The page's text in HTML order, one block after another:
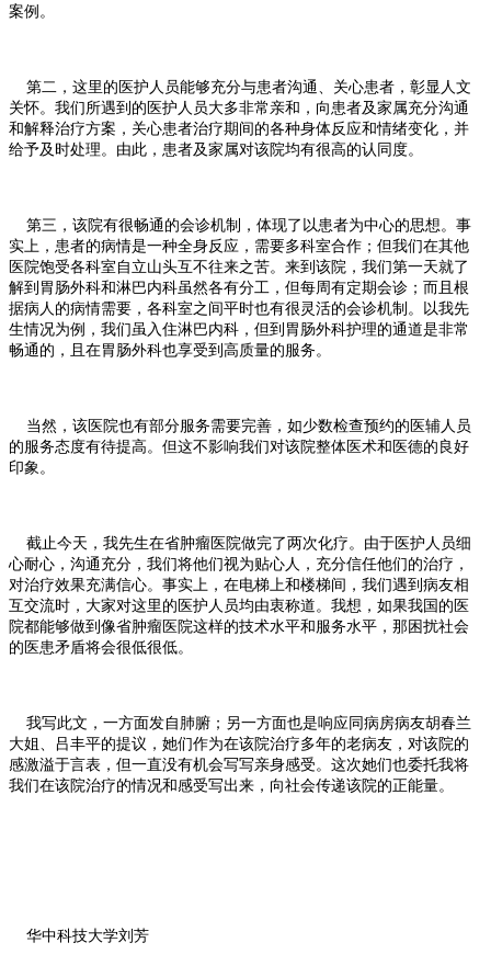
案例。
第二，这里的医护人员能够充分与患者沟通、关心患者，彰显人文
关怀。我们所遇到的医护人员大多非常亲和，向患者及家属充分沟通
和解释治疗方案，关心患者治疗期间的各种身体反应和情绪变化，并
给予及时处理。由此，患者及家属对该院均有很高的认同度。
第三，该院有很畅通的会诊机制，体现了以患者为中心的思想。事
实上，患者的病情是一种全身反应，需要多科室合作；但我们在其他
医院饱受各科室自立山头互不往来之苦。来到该院，我们第一天就了
解到胃肠外科和淋巴内科虽然各有分工，但每周有定期会诊；而且根
据病人的病情需要，各科室之间平时也有很灵活的会诊机制。以我先
生情况为例，我们虽入住淋巴内科，但到胃肠外科护理的通道是非常
畅通的，且在胃肠外科也享受到高质量的服务。
当然，该医院也有部分服务需要完善，如少数检查预约的医辅人员
的服务态度有待提高。但这不影响我们对该院整体医术和医德的良好
印象。
截止今天，我先生在省肿瘤医院做完了两次化疗。由于医护人员细
心耐心，沟通充分，我们将他们视为贴心人，充分信任他们的治疗，
对治疗效果充满信心。事实上，在电梯上和楼梯间，我们遇到病友相
互交流时，大家对这里的医护人员均由衷称道。我想，如果我国的医
院都能够做到像省肿瘤医院这样的技术水平和服务水平，那困扰社会
的医患矛盾将会很低很低。
我写此文，一方面发自肺腑；另一方面也是响应同病房病友胡春兰
大姐、吕丰平的提议，她们作为在该院治疗多年的老病友，对该院的
感激溢于言表，但一直没有机会写写亲身感受。这次她们也委托我将
我们在该院治疗的情况和感受写出来，向社会传递该院的正能量。
华中科技大学刘芳